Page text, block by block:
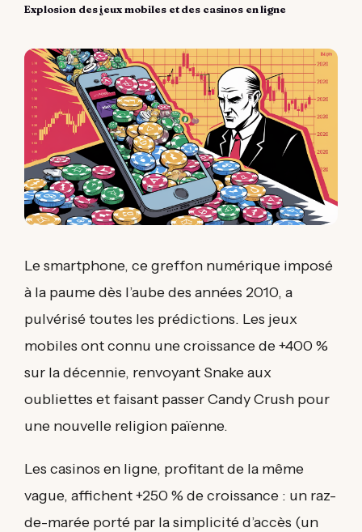
Explosion des jeux mobiles et des casinos en ligne
Le smartphone, ce greffon numérique imposé
à la paume dès l’aube des années 2010, a
pulvérisé toutes les prédictions. Les jeux
mobiles ont connu une croissance de +400 %
sur la décennie, renvoyant Snake aux
oubliettes et faisant passer Candy Crush pour
une nouvelle religion païenne.
Les casinos en ligne, profitant de la même
vague, affichent +250 % de croissance : un raz-
de-marée porté par la simplicité d’accès (un